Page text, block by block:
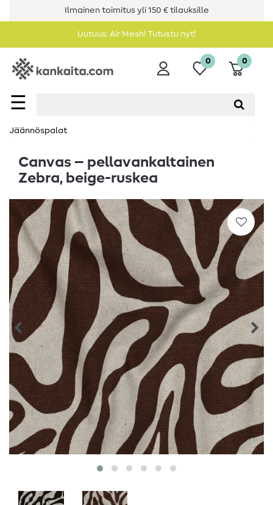
Ilmainen toimitus yli 150 € tilauksille
Uutuus: Air Mesh! Tutustu nyt!
☰
0 0
Jäännöspalat
Canvas – pellavankaltainen
Zebra, beige-ruskea